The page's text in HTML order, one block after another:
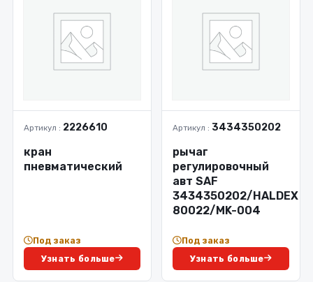
Артикул : 2226610
кран
пневматический
Под заказ
Узнать больше
Артикул : 3434350202
рычаг
регулировочный
авт SAF
3434350202/HALDEX
80022/MK-004
Под заказ
Узнать больше